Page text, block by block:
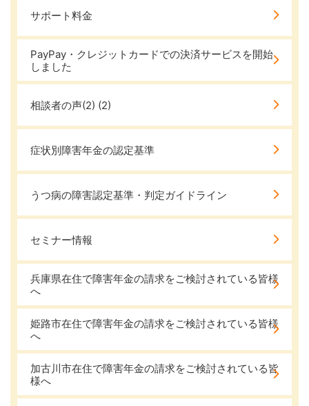
サポート料金
PayPay・クレジットカードでの決済サービスを開始
しました
相談者の声(2) (2)
症状別障害年金の認定基準
うつ病の障害認定基準・判定ガイドライン
セミナー情報
兵庫県在住で障害年金の請求をご検討されている皆様
へ
姫路市在住で障害年金の請求をご検討されている皆様
へ
加古川市在住で障害年金の請求をご検討されている皆
様へ